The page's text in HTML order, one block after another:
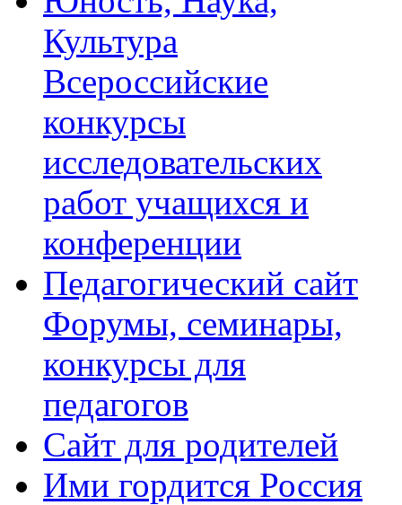
Культура
Всероссийские
конкурсы
исследовательских
работ учащихся и
конференции
Педагогический сайт
Форумы, семинары,
конкурсы для
педагогов
Сайт для родителей
Ими гордится Россия